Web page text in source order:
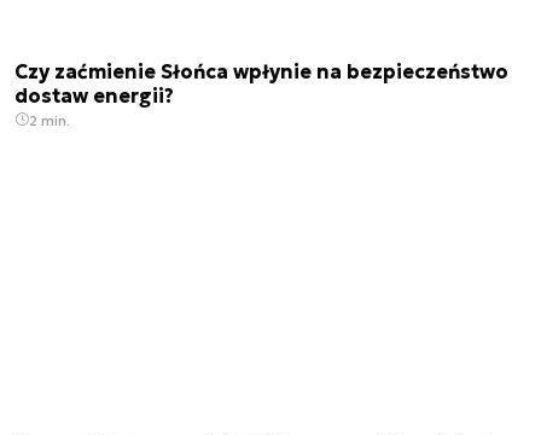
Czy zaćmienie Słońca wpłynie na bezpieczeństwo
dostaw energii?
2 min.